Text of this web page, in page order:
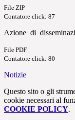
File ZIP
Contatore click: 87
File PDF
Contatore click: 80
Notizie
Questo sito o gli
cookie necessari al
COOKIE POLICY.